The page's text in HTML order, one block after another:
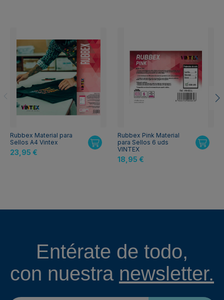
Rubbex Material para
Sellos A4 Vintex
23,95 €
Rubbex Pink Material
para Sellos 6 uds
VINTEX
18,95 €
Entérate de todo,
con nuestra newsletter.